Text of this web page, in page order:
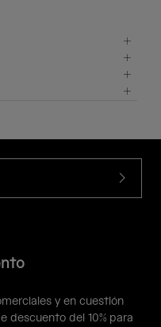
y en cuestión
descuento del 10% para